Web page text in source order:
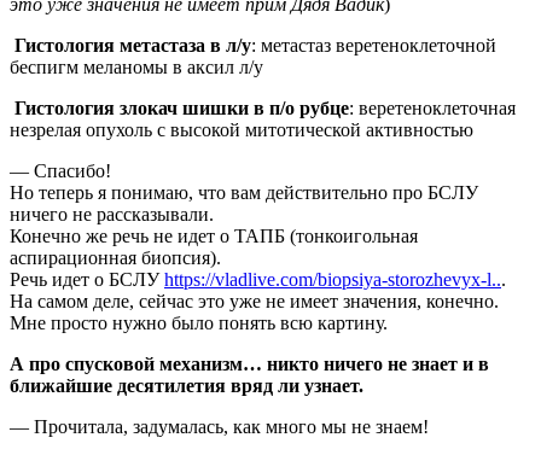
Гистология метастаза в л/у: метастаз веретеноклеточной
беспигм меланомы в аксил л/у
Гистология злокач шишки в п/о рубце: веретеноклеточная
незрелая опухоль с высокой митотической активностью
— Спасибо!
Но теперь я понимаю, что вам действительно про БСЛУ
ничего не рассказывали.
Конечно же речь не идет о ТАПБ (тонкоигольная
аспирационная биопсия).
Речь идет о БСЛУhttps://vladlive.com/biopsiya-storozhevyx-l...
На самом деле, сейчас это уже не имеет значения, конечно.
Мне просто нужно было понять всю картину.
А про спусковой механизм… никто ничего не знает и в
ближайшие десятилетия вряд ли узнает.
— Прочитала, задумалась, как много мы не знаем!